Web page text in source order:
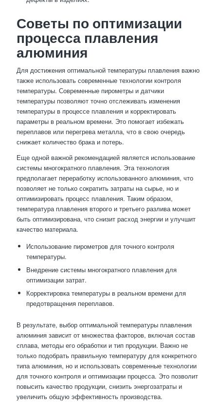
Советы по оптимизации
процесса плавления
алюминия
Для достижения оптимальной температуры плавления важно
также использовать современные технологии контроля
температуры. Современные пирометры и датчики
температуры позволяют точно отслеживать изменения
температуры в процессе плавления и корректировать
параметры в реальном времени. Это помогает избежать
переплавов или перегрева металла, что в свою очередь
снижает количество брака и потерь.
Еще одной важной рекомендацией является использование
системы многократного плавления. Эта технология
предполагает переработку использованного алюминия, что
позволяет не только сократить затраты на сырье, но и
оптимизировать процесс плавления. Таким образом,
температура плавления второго и третьего разлива может
быть оптимизирована, что снизит расход энергии и улучшит
качество материала.
Использование пирометров для точного контроля
температуры.
Внедрение системы многократного плавления для
оптимизации затрат.
Корректировка температуры в реальном времени для
предотвращения переплавов.
В результате, выбор оптимальной температуры плавления
алюминия зависит от множества факторов, включая состав
сплава, методы его обработки и тип продукции. Важно не
только подобрать правильную температуру для конкретного
типа алюминия, но и использовать современные технологии
для точного контроля и оптимизации процесса. Это позволит
повысить качество продукции, снизить энергозатраты и
увеличить общую эффективность производства.